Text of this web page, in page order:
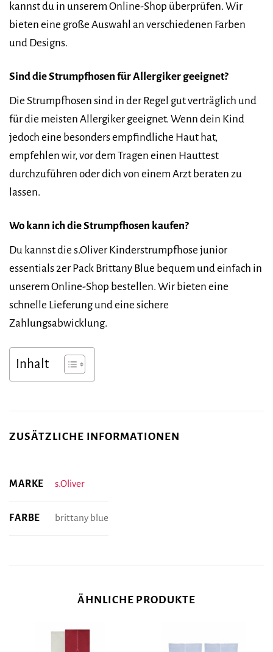
kannst du in unserem Online-Shop überprüfen. Wir
bieten eine große Auswahl an verschiedenen Farben
und Designs.
Sind die Strumpfhosen für Allergiker geeignet?
Die Strumpfhosen sind in der Regel gut verträglich und
für die meisten Allergiker geeignet. Wenn dein Kind
jedoch eine besonders empfindliche Haut hat,
empfehlen wir, vor dem Tragen einen Hauttest
durchzuführen oder dich von einem Arzt beraten zu
lassen.
Wo kann ich die Strumpfhosen kaufen?
Du kannst die s.Oliver Kinderstrumpfhose junior
essentials 2er Pack Brittany Blue bequem und einfach in
unserem Online-Shop bestellen. Wir bieten eine
schnelle Lieferung und eine sichere
Zahlungsabwicklung.
Inhalt
ZUSÄTZLICHE INFORMATIONEN
MARKE s.Oliver
FARBE brittany blue
ÄHNLICHE PRODUKTE